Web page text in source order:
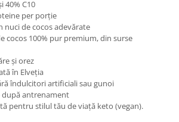
40% C10
per porție
nuci de cocos adevărate
cocos 100% pur premium, din surse
și orez
în Elveția
îndulcitori artificiali sau gunoi
după antrenament
pentru stilul tău de viață keto (vegan).